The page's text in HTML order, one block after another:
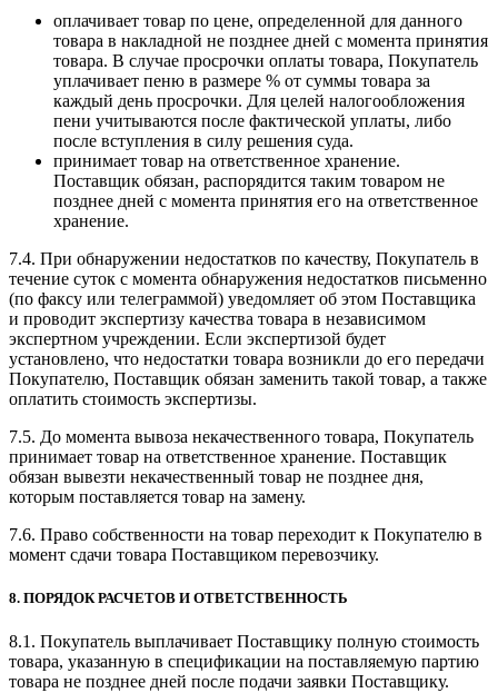
оплачивает товар по цене, определенной для данного
товара в накладной не позднее дней с момента принятия
товара. В случае просрочки оплаты товара, Покупатель
уплачивает пеню в размере % от суммы товара за
каждый день просрочки. Для целей налогообложения
пени учитываются после фактической уплаты, либо
после вступления в силу решения суда.
принимает товар на ответственное хранение.
Поставщик обязан, распорядится таким товаром не
позднее дней с момента принятия его на ответственное
хранение.
7.4. При обнаружении недостатков по качеству, Покупатель в
течение суток с момента обнаружения недостатков письменно
(по факсу или телеграммой) уведомляет об этом Поставщика
и проводит экспертизу качества товара в независимом
экспертном учреждении. Если экспертизой будет
установлено, что недостатки товара возникли до его передачи
Покупателю, Поставщик обязан заменить такой товар, а также
оплатить стоимость экспертизы.
7.5. До момента вывоза некачественного товара, Покупатель
принимает товар на ответственное хранение. Поставщик
обязан вывезти некачественный товар не позднее дня,
которым поставляется товар на замену.
7.6. Право собственности на товар переходит к Покупателю в
момент сдачи товара Поставщиком перевозчику.
8. ПОРЯДОК РАСЧЕТОВ И ОТВЕТСТВЕННОСТЬ
8.1. Покупатель выплачивает Поставщику полную стоимость
товара, указанную в спецификации на поставляемую партию
товара не позднее дней после подачи заявки Поставщику.